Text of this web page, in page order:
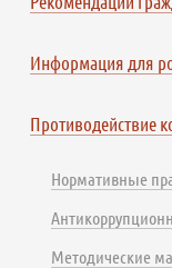
Информация для
Противодействие
Нормативные
Методические